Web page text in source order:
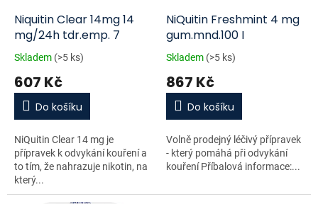
dNiquitin Clear 14mg 14
mg/24h tdr.emp. 7
Skladem (>5 ks)
607 Kč
Do košíku
NiQuitin Clear 14 mg je
přípravek k odvykání kouření a
to tím, že nahrazuje nikotin, na
který...
NiQuitin Freshmint 4 mg
gum.mnd.100 I
Skladem (>5 ks)
867 Kč
Do košíku
Volně prodejný léčivý přípravek
- který pomáhá při odvykání
kouření Příbalová informace:...